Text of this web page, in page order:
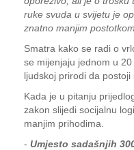
ruke svuda u svijetu je
znatno manjim postotkom
Smatra kako se radi o
se mijenjaju jednom u
ljudskoj prirodi da postoji
Kada je u pitanju
zakon slijedi socijalnu
manjim prihodima.
- Umjesto sadašnjih